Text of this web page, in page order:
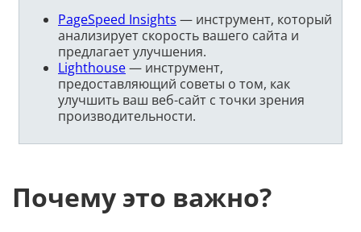
PageSpeed ​​Insights — инструмент, который
анализирует скорость вашего сайта и
предлагает улучшения.
Lighthouse— инструмент,
предоставляющий советы о том, как
улучшить ваш веб-сайт с точки зрения
производительности.
Почему это важно?